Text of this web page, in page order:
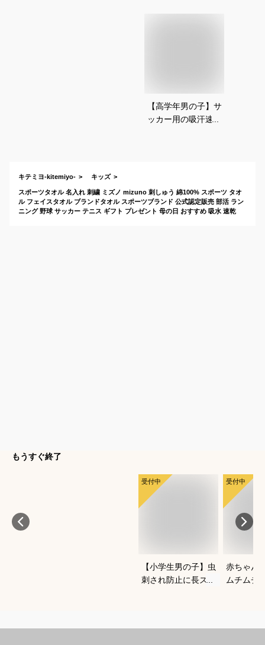
【高学年男の子】サ
ッカー用の吸汗速乾
キテミヨ-kitemiyo- キッズ
スポーツタオル 名入れ 刺繍 ミズノ mizuno 刺しゅう 綿100% スポーツ タオ
ル フェイスタオル ブランドタオル スポーツブランド 公式認定販売 部活 ラン
ニング 野球 サッカー テニス ギフト プレゼント 母の日 おすすめ 吸水 速乾
もうすぐ終了
受付中
【小学生男の子】虫
刺され防止に長ズボ
受付中
赤ちゃん
ムチムチ